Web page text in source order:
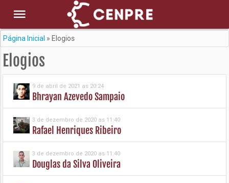
Página Inicial » Elogios
Elogios
9 de abril de 2021 as 20:24
Bhrayan Azevedo Sampaio
3 de dezembro de 2020 as 11:40
Rafael Henriques Ribeiro
3 de dezembro de 2020 as 11:40
Douglas da Silva Oliveira